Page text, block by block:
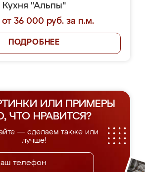
Кухня "Альпы"
36 000 руб. за п.м.
ПОДРОБНЕЕ
ИЛИ ПРИМЕРЫ
ЧТО НРАВИТСЯ?
— сделаем также или
лучше!